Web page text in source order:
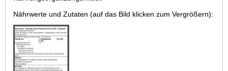
Nährwerte und Zutaten (auf das Bild klicken zum Vergrößern):